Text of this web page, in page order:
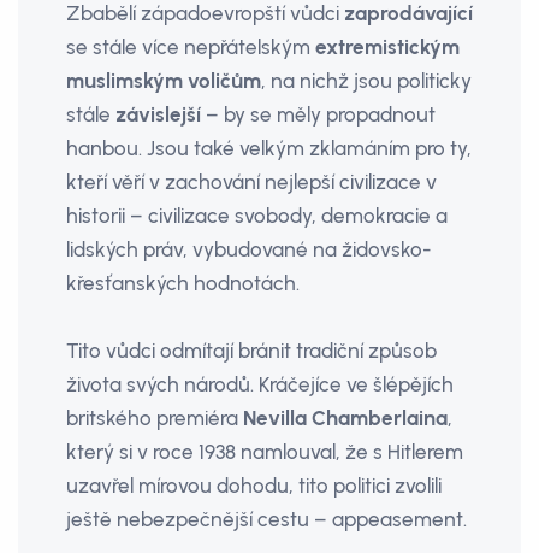
Zbabělí západoevropští vůdci zaprodávající
se stále více nepřátelským extremistickým
muslimským voličům, na nichž jsou politicky
stále závislejší – by se měly propadnout
hanbou. Jsou také velkým zklamáním pro ty,
kteří věří v zachování nejlepší civilizace v
historii – civilizace svobody, demokracie a
lidských práv, vybudované na židovsko-
křesťanských hodnotách.
Tito vůdci odmítají bránit tradiční způsob
života svých národů. Kráčejíce ve šlépějích
britského premiéra Nevilla Chamberlaina,
který si v roce 1938 namlouval, že s Hitlerem
uzavřel mírovou dohodu, tito politici zvolili
ještě nebezpečnější cestu – appeasement.